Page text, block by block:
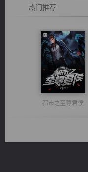
热门推荐
都市之至尊君侯